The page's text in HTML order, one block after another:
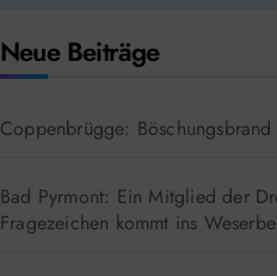
Neue Beiträge
Coppenbrügge: Böschungsbrand
Bad Pyrmont: Ein Mitglied der
Fragezeichen kommt ins